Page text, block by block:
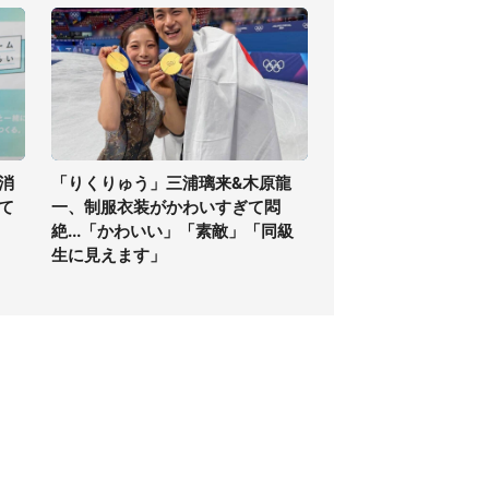
「りくりゅう」三浦璃来&木原龍
一、制服衣装がかわいすぎて悶
絶...「かわいい」「素敵」「同級
生に見えます」